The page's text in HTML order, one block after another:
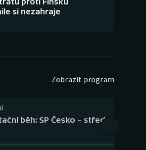
si nezahraje
Zobrazit program
běh: SP Česko – střední trať